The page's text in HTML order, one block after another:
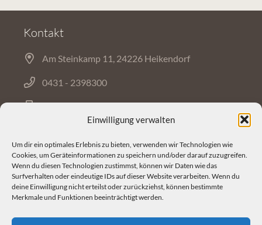
Einwilligung verwalten
Um dir ein optimales Erlebnis zu bieten, verwenden wir Technologien wie
Cookies, um Geräteinformationen zu speichern und/oder darauf zuzugreifen.
Wenn du diesen Technologien zustimmst, können wir Daten wie das
Surfverhalten oder eindeutige IDs auf dieser Website verarbeiten. Wenn du
deine Einwilligung nicht erteilst oder zurückziehst, können bestimmte
Merkmale und Funktionen beeinträchtigt werden.
Kontakt
Am Steinkamp 11, 24226 Heikendorf
0431 - 2398300
0431 - 2378213
Mail
Start ♦ Film ♦ Ton ♦ Über uns